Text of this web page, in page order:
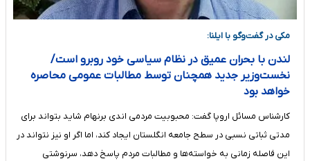
مکی در گفت‌وگو با ایلنا:
لندن با بحران عمیق در نظام سیاسی خود روبرو است/
نخست‌وزیر جدید همچنان توسط مطالبات عمومی محاصره
خواهد بود
کارشناس مسائل اروپا گفت: محبوبیت مردمی اندی برنهام شاید بتواند برای
مدتی ثباتی نسبی در سطح جامعه انگلستان ایجاد کند، اما اگر او نیز نتواند در
این فاصله زمانی به خواسته‌ها و مطالبات مردم پاسخ دهد، سرنوشتی